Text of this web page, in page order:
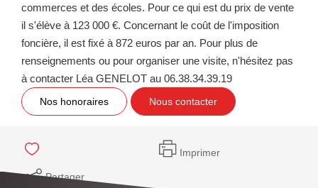
commerces et des écoles. Pour ce qui est du prix de vente
il s'élève à 123 000 €. Concernant le coût de l'imposition
foncière, il est fixé à 872 euros par an. Pour plus de
renseignements ou pour organiser une visite, n'hésitez pas
à contacter Léa GENELOT au 06.38.34.39.19
Nos honoraires Nous contacter
Imprimer
Partager